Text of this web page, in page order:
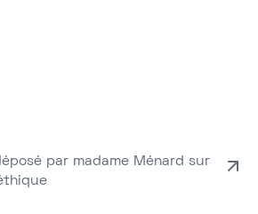
par madame Ménard sur